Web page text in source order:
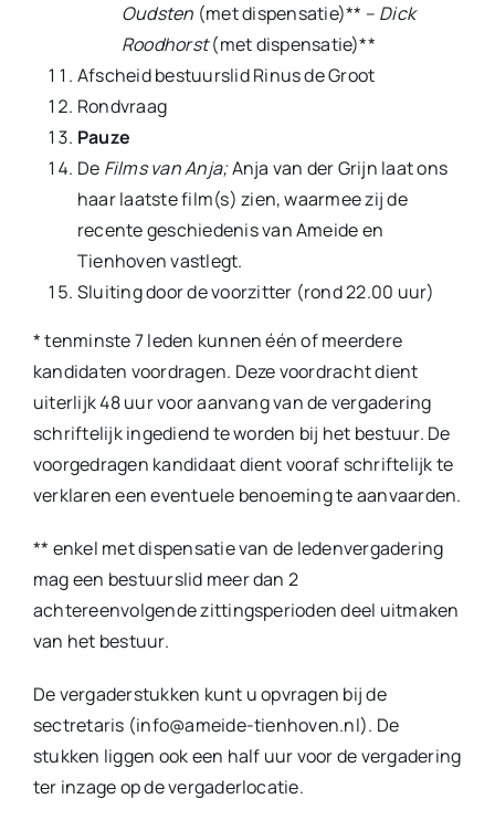
Oudsten (met dispensatie)** – Dick
Roodhorst(met dispensatie)**
Afscheid bestuurslid Rinus de Groot
Rondvraag
Pauze
De Films van Anja;Anja van der Grijn laat ons
haar laatste film(s) zien, waarmee zij de
recente geschiedenis van Ameide en
Tienhoven vastlegt.
Sluiting door de voorzitter (rond 22.00 uur)
* tenminste 7 leden kunnen één of meerdere
kandidaten voordragen. Deze voordracht dient
uiterlijk 48 uur voor aanvang van de vergadering
schriftelijk ingediend te worden bij het bestuur. De
voorgedragen kandidaat dient vooraf schriftelijk te
verklaren een eventuele benoeming te aanvaarden.
** enkel met dispensatie van de ledenvergadering
mag een bestuurslid meer dan 2
achtereenvolgende zittingsperioden deel uitmaken
van het bestuur.
De vergaderstukken kunt u opvragen bij de
sectretaris (info@ameide-tienhoven.nl). De
stukken liggen ook een half uur voor de vergadering
ter inzage op de vergaderlocatie.